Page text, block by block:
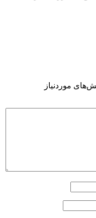
موردنیاز